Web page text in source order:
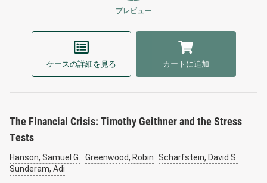
プレビュー
ケースの詳細を見る カートに追加
The Financial Crisis: Timothy Geithner and the Stress
Tests
Hanson, Samuel G. Greenwood, Robin Scharfstein, David S.
Sunderam, Adi